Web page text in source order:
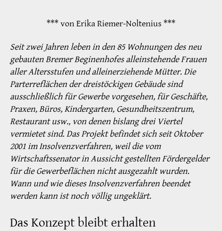
*** von Erika Riemer-Noltenius ***
Seit zwei Jahren leben in den 85 Wohnungen des neu
gebauten Bremer Beginenhofes alleinstehende Frauen
aller Altersstufen und alleinerziehende Mütter. Die
Parterreflächen der dreistöckigen Gebäude sind
ausschließlich für Gewerbe vorgesehen, für Geschäfte,
Praxen, Büros, Kindergarten, Gesundheitszentrum,
Restaurant usw., von denen bislang drei Viertel
vermietet sind. Das Projekt befindet sich seit Oktober
2001 im Insolvenzverfahren, weil die vom
Wirtschaftssenator in Aussicht gestellten Fördergelder
für die Gewerbeflächen nicht ausgezahlt wurden.
Wann und wie dieses Insolvenzverfahren beendet
werden kann ist noch völlig ungeklärt.
Das Konzept bleibt erhalten